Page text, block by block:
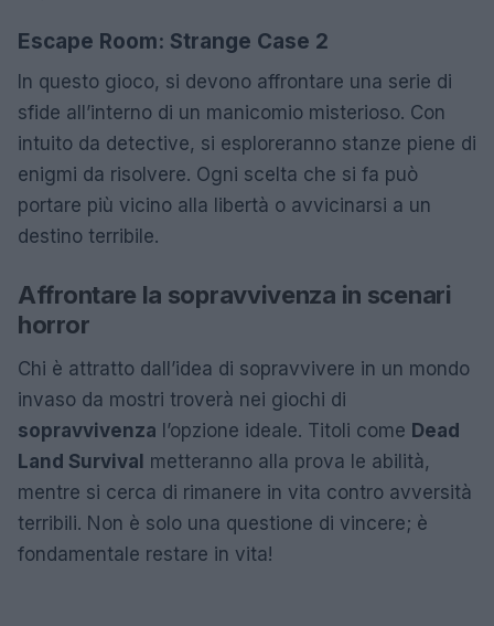
Escape Room: Strange Case 2
In questo gioco, si devono affrontare una serie di
sfide all’interno di un manicomio misterioso. Con
intuito da detective, si esploreranno stanze piene di
enigmi da risolvere. Ogni scelta che si fa può
portare più vicino alla libertà o avvicinarsi a un
destino terribile.
Affrontare la sopravvivenza in scenari
horror
Chi è attratto dall’idea di sopravvivere in un mondo
invaso da mostri troverà nei giochi di
sopravvivenza l’opzione ideale. Titoli come Dead
Land Survival metteranno alla prova le abilità,
mentre si cerca di rimanere in vita contro avversità
terribili. Non è solo una questione di vincere; è
fondamentale restare in vita!